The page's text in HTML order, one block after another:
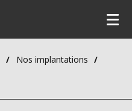
Nos implantations